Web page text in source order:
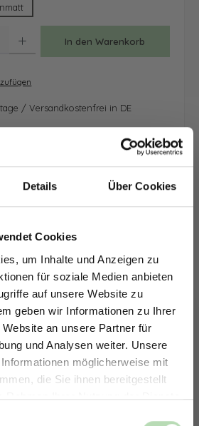
Details Über Cookies
Cookies
um Inhalte und Anzeigen zu
für soziale Medien anbieten
auf unsere Website zu
geben wir Informationen zu Ihrer
an unsere Partner für
und Analysen weiter. Unsere
möglicherweise mit
die Sie ihnen bereitgestellt
Rahmen Ihrer Nutzung der Dienste
In den Warenkorb
/ Versandkostenfrei in DE
5% RABATT AUF
RÜCKWÄNDE